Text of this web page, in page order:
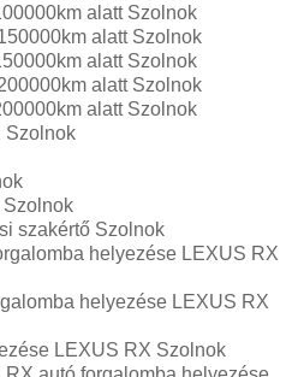
alatt Szolnok
alatt Szolnok
alatt Szolnok
alatt Szolnok
alatt Szolnok
Szolnok
Szolnok
szakértő Szolnok
helyezése LEXUS RX
helyezése LEXUS RX
LEXUS RX Szolnok